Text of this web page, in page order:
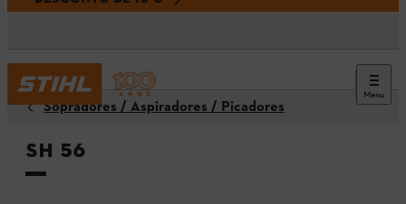
Menu
Sopradores / Aspiradores / Picadores
SH 56